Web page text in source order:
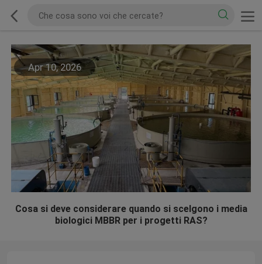
Apr 10, 2026
Cosa si deve considerare quando si scelgono i media
biologici MBBR per i progetti RAS?